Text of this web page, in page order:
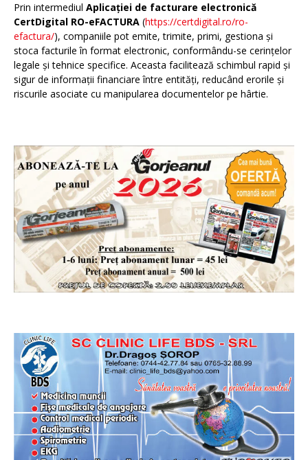
Prin intermediul Aplicației de facturare electronică
CertDigital RO-eFACTURA (https://certdigital.ro/ro-
efactura/), companiile pot emite, trimite, primi, gestiona și
stoca facturile în format electronic, conformându-se cerințelor
legale și tehnice specifice. Aceasta facilitează schimbul rapid și
sigur de informații financiare între entități, reducând erorile și
riscurile asociate cu manipularea documentelor pe hârtie.